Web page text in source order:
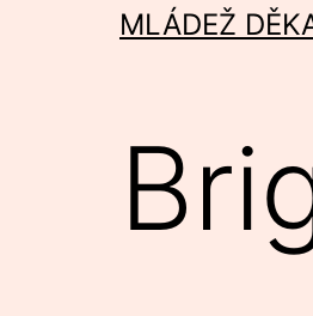
MLÁDEŽ